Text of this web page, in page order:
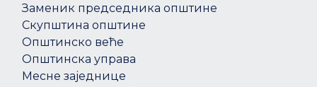
Заменик председника општине
Скупштина општине
Општинско веће
Општинска управа
Месне заједнице